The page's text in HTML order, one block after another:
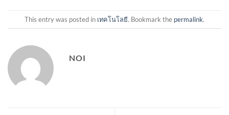
This entry was posted in เทคโนโลยี. Bookmark the permalink.
NOI